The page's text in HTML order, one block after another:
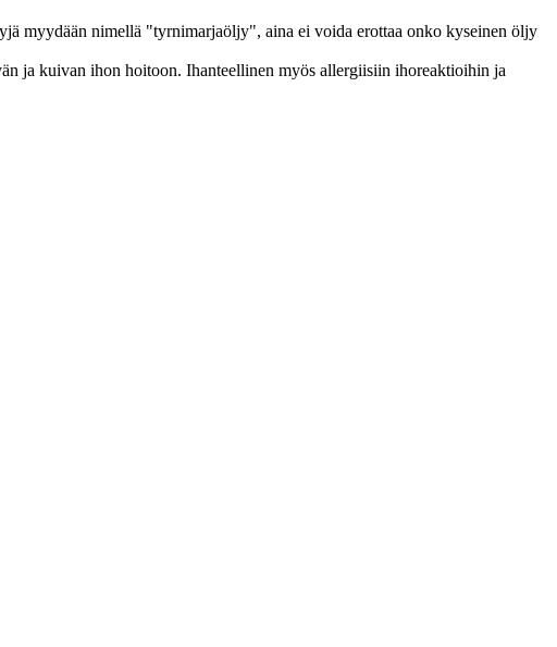
myydään nimellä "tyrnimarjaöljy", aina ei voida erottaa onko kyseinen öljy
ja kuivan ihon hoitoon. Ihanteellinen myös allergiisiin ihoreaktioihin ja